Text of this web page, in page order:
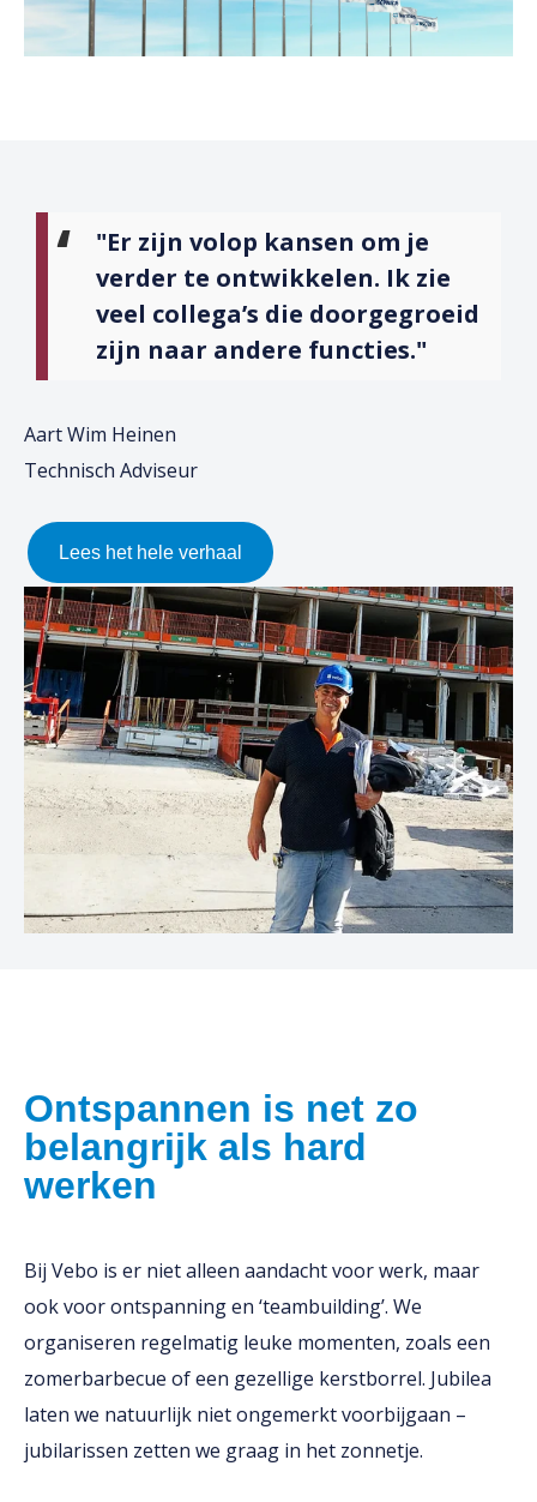
"Er zijn volop kansen om je
verder te ontwikkelen. Ik zie
veel collega’s die doorgegroeid
zijn naar andere functies."
Aart Wim Heinen
Technisch Adviseur
Lees het hele verhaal
Ontspannen is net zo
belangrijk als hard
werken
Bij Vebo is er niet alleen aandacht voor werk, maar
ook voor ontspanning en ‘teambuilding’. We
organiseren regelmatig leuke momenten, zoals een
zomerbarbecue of een gezellige kerstborrel. Jubilea
laten we natuurlijk niet ongemerkt voorbijgaan –
jubilarissen zetten we graag in het zonnetje.